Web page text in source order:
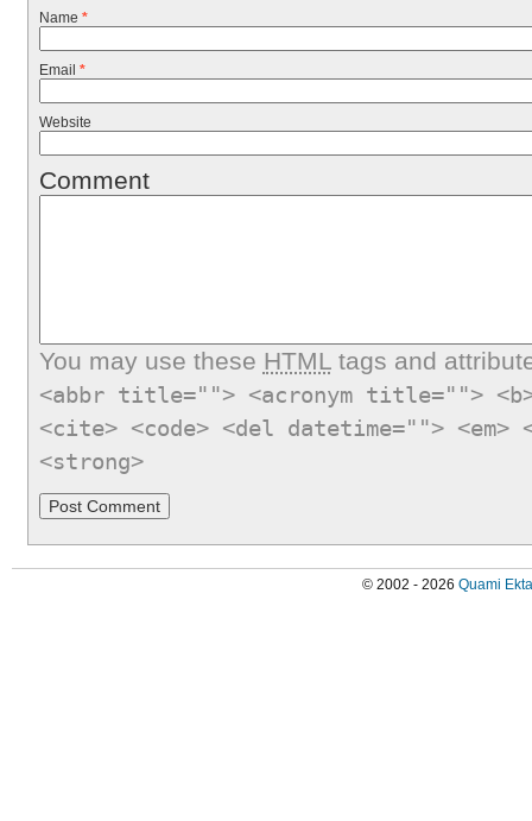
Name *
Email *
Website
Comment
You may use these HTMLtags and
<abbr title=""> <acronym title="">
<cite> <code> <del datetime="">
<strong>
© 2002 - 2026 Quami